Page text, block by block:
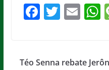
F
e
T
er
E
l s
Téo Senna rebate